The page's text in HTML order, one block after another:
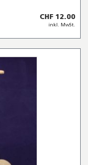
CHF 12.00
inkl. MwSt.